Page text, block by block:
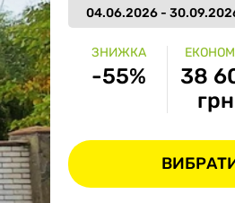
04.06.2026 -
ЗНИЖКА
-55%
38
грн